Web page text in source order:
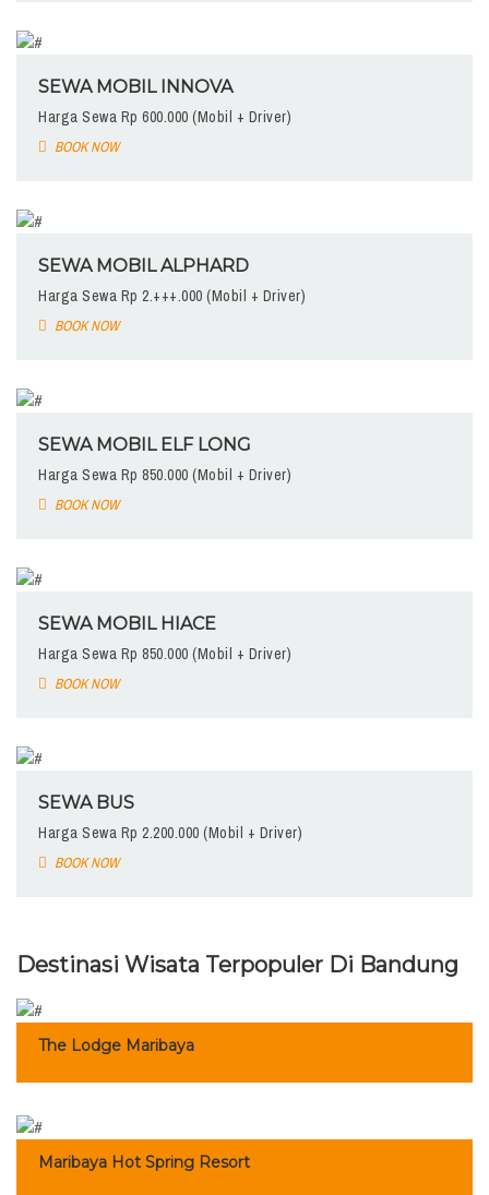
SEWA MOBIL INNOVA
Harga Sewa Rp 600.000 (Mobil + Driver)
BOOK NOW
SEWA MOBIL ALPHARD
Harga Sewa Rp 2.+++.000 (Mobil + Driver)
BOOK NOW
SEWA MOBIL ELF LONG
Harga Sewa Rp 850.000 (Mobil + Driver)
BOOK NOW
SEWA MOBIL HIACE
Harga Sewa Rp 850.000 (Mobil + Driver)
BOOK NOW
SEWA BUS
Harga Sewa Rp 2.200.000 (Mobil + Driver)
BOOK NOW
Destinasi Wisata Terpopuler Di Bandung
The Lodge Maribaya
Maribaya Hot Spring Resort